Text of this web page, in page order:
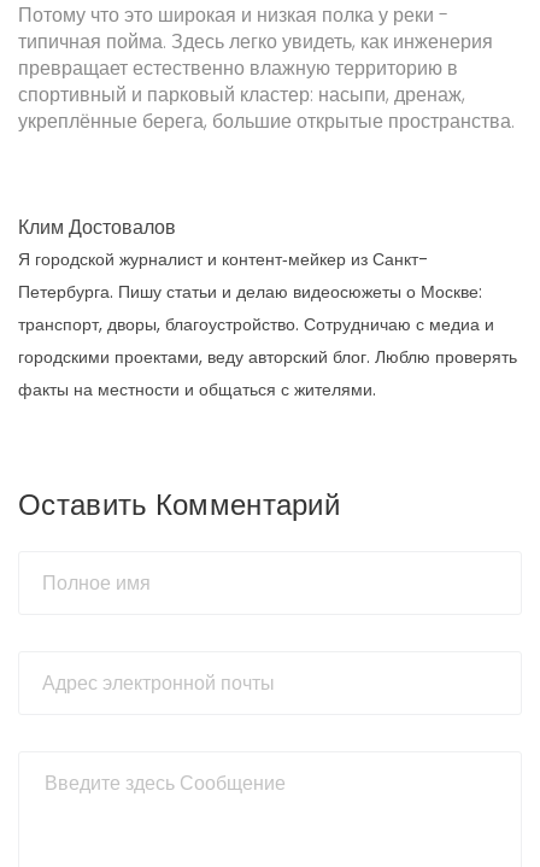
Потому что это широкая и низкая полка у реки -
типичная пойма. Здесь легко увидеть, как инженерия
превращает естественно влажную территорию в
спортивный и парковый кластер: насыпи, дренаж,
укреплённые берега, большие открытые пространства.
Клим Достовалов
Я городской журналист и контент‑мейкер из Санкт-
Петербурга. Пишу статьи и делаю видеосюжеты о Москве:
транспорт, дворы, благоустройство. Сотрудничаю с медиа и
городскими проектами, веду авторский блог. Люблю проверять
факты на местности и общаться с жителями.
Оставить Комментарий